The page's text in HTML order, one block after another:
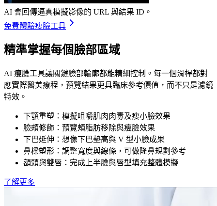
AI 會回傳逼真模擬影像的 URL 與結果 ID。
免費體驗瘦臉工具
精準掌握每個臉部區域
AI 瘦臉工具讓關鍵臉部輪廓都能精細控制。每一個滑桿都對
應實際醫美療程，預覽結果更具臨床參考價值，而不只是濾鏡
特效。
下顎重塑：模擬咀嚼肌肉肉毒及瘦小臉效果
臉頰修飾：預覽頰脂肪移除與瘦臉效果
下巴延伸：想像下巴墊高與 V 型小臉成果
鼻樑塑形：調整寬度與線條，可做隆鼻規劃參考
額頭與雙唇：完成上半臉與唇型填充整體模擬
了解更多